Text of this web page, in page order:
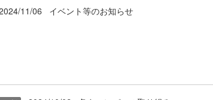
11/06 イベント等のお知らせ